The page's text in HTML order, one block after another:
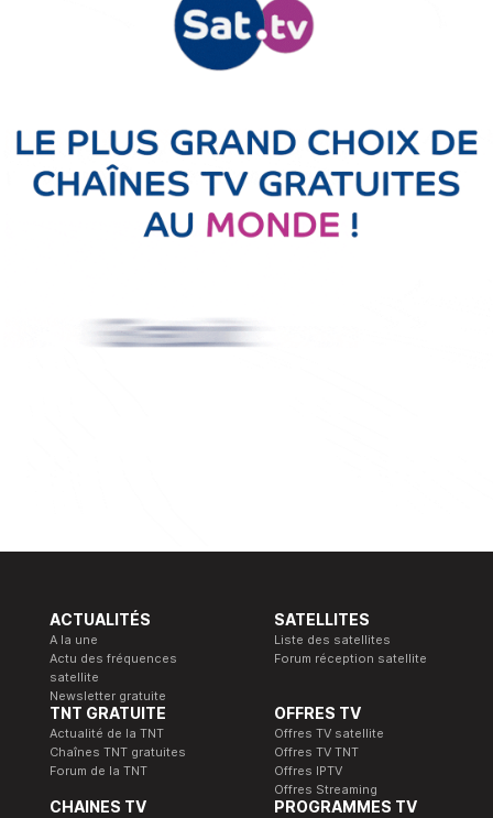
ACTUALITÉS
A la une
Actu des fréquences
satellite
Newsletter gratuite
SATELLITES
Liste des satellites
Forum réception satellite
TNT GRATUITE
Actualité de la TNT
Chaînes TNT gratuites
Forum de la TNT
OFFRES TV
Offres TV satellite
Offres TV TNT
Offres IPTV
Offres Streaming
CHAINES TV PROGRAMMES TV